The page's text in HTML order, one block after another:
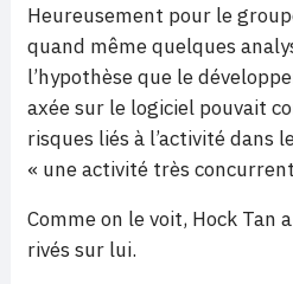
Heureusement pour le
quand même quelques
l’hypothèse que le
axée sur le logiciel pouvait
risques liés à l’activité dans
« une activité très
Comme on le voit, Hock Tan
rivés sur lui.